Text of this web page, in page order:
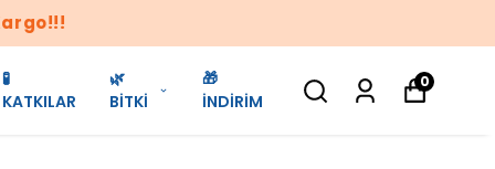
🧪
KATKILAR
🌿
BİTKİ
🎁
İNDİRİM
0